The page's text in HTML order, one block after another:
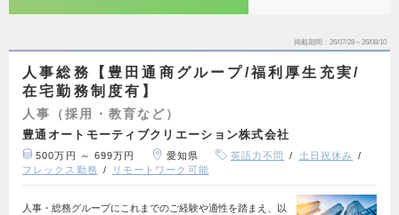
掲載期間 26/07/28～26/08/10
人事総務【豊田通商グループ/福利厚生充実/
在宅勤務制度有】
人事（採用・教育など）
豊通オートモーティブクリエーション株式会社
500万円 ～ 699万円 愛知県 英語力不問
土日祝休み
フレックス勤務
リモートワーク可能
人事・総務グループにこれまでのご経験や適性を踏まえ、以